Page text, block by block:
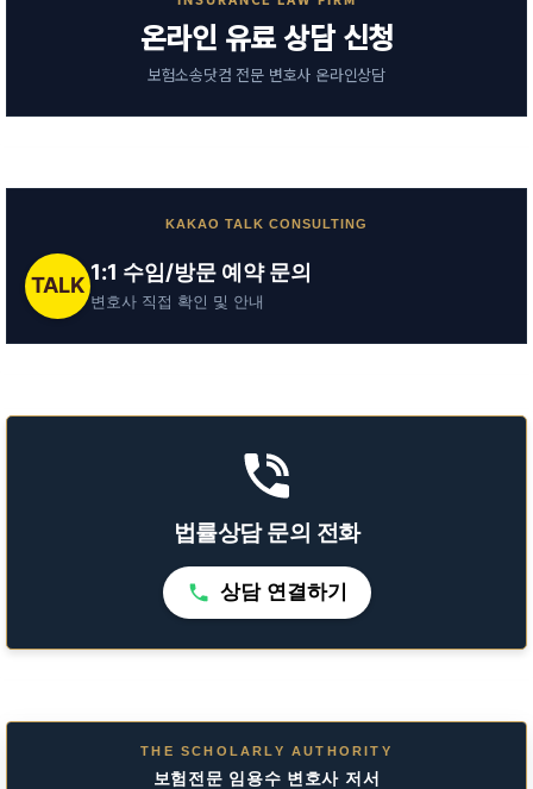
온라인 유료 상담 신청
보험소송닷컴 전문 변호사 온라인상담
KAKAO TALK CONSULTING
TALK
1:1 수임/방문 예약 문의
변호사 직접 확인 및 안내
법률상담 문의 전화
상담 연결하기
THE SCHOLARLY AUTHORITY
보험전문 임용수 변호사 저서